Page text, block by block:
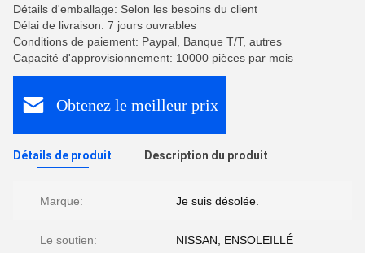
Détails d'emballage: Selon les besoins du client
Délai de livraison: 7 jours ouvrables
Conditions de paiement: Paypal, Banque T/T, autres
Capacité d'approvisionnement: 10000 pièces par mois
Obtenez le meilleur prix
Détails de produit Description du produit
Marque: Je suis désolée.
Le soutien: NISSAN, ENSOLEILLÉ